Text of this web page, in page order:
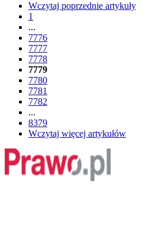
Wczytaj poprzednie artykuły
1
...
7776
7777
7778
7779
7780
7781
7782
...
8379
Wczytaj więcej artykułów